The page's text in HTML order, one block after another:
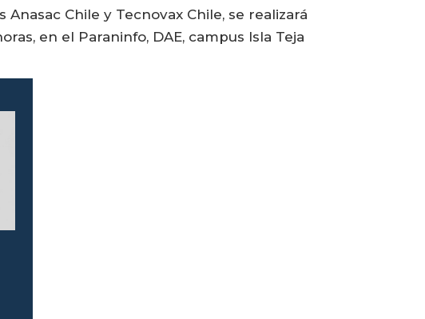
Chile y Tecnovax Chile, se realizará
en el Paraninfo, DAE, campus Isla Teja